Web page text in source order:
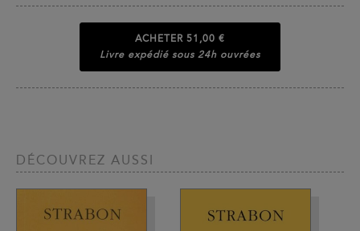
ACHETER 51,00 €
Livre expédié sous 24h ouvrées
DÉCOUVREZ AUSSI